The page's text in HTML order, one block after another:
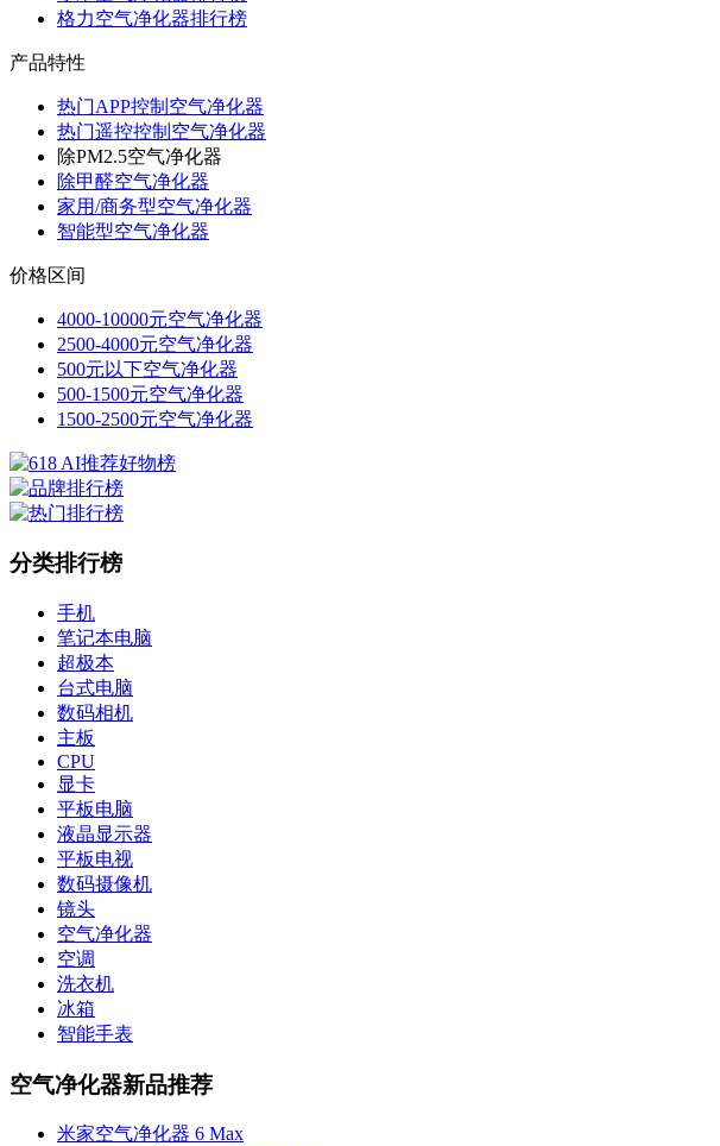
格力空气净化器排行榜
产品特性
热门APP控制空气净化器
热门遥控控制空气净化器
除PM2.5空气净化器
除甲醛空气净化器
家用/商务型空气净化器
智能型空气净化器
价格区间
4000-10000元空气净化器
2500-4000元空气净化器
500元以下空气净化器
500-1500元空气净化器
1500-2500元空气净化器
分类排行榜
手机
笔记本电脑
超极本
台式电脑
数码相机
主板
CPU
显卡
平板电脑
液晶显示器
平板电视
数码摄像机
镜头
空气净化器
空调
洗衣机
冰箱
智能手表
空气净化器新品推荐
米家空气净化器 6 Max